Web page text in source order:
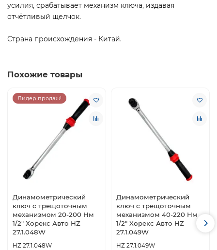
усилия, срабатывает механизм ключа, издавая
отчётливый щелчок.
Страна происхождения - Китай.
Похожие товары
Лидер продаж!
Динамометрический
ключ с трещоточным
механизмом 20-200 Hм
1/2" Хорекс Авто HZ
27.1.048W
HZ 27.1.048W
Динамометрический
ключ с трещоточным
механизмом 40-220 Hм
1/2" Хорекс Авто HZ
27.1.049W
HZ 27.1.049W